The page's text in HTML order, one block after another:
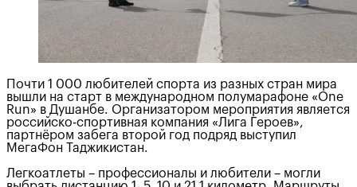
Почти 1 000 любителей спорта из разных стран мира
вышли на старт в международном полумарафоне «One
Run» в Душанбе. Организатором мероприятия является
российско-спортивная компания «Лига Героев»,
партнёром забега второй год подряд выступил
МегаФон Таджикистан.
Легкоатлеты – профессионалы и любители – могли